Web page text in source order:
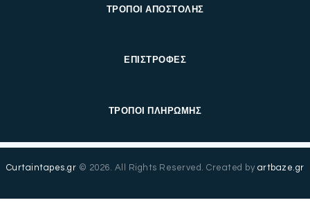
ΤΡΟΠΟΙ ΑΠΟΣΤΟΛΗΣ
ΕΠΙΣΤΡΟΦΕΣ
ΤΡΟΠΟΙ ΠΛΗΡΩΜΗΣ
Curtaintapes.gr © 2026. All Rights Reserved. Created by artbaze.gr